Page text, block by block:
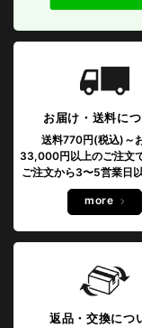
お届け・送料に
送料770円(税込)～
33,000円以上のご注文
ご注文から3〜5営業日
more
返品・交換につ